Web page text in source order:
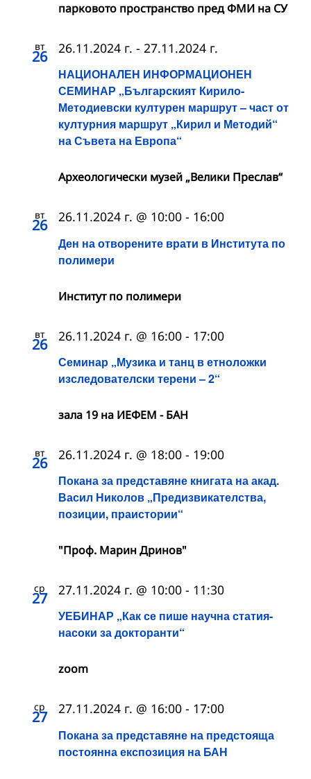
парковото пространство пред ФМИ на СУ
вт
26
НАЦИОНАЛЕН ИНФОРМАЦИОНЕН
СЕМИНАР „Българският Кирило-
Методиевски културен маршрут – част от
културния маршрут „Кирил и Методий“
на Съвета на Европа“
26.11.2024 г. - 27.11.2024 г.
Археологически музей „Велики Преслав“
вт
26
Ден на отворените врати в Института по
полимери
26.11.2024 г. @ 10:00 - 16:00
Институт по полимери
вт
26
Семинар „Музика и танц в етноложки
изследователски терени – 2“
26.11.2024 г. @ 16:00 - 17:00
зала 19 на ИЕФЕМ - БАН
вт
26
Покана за представяне книгата на акад.
Васил Николов „Предизвикателства,
позиции, праистории“
26.11.2024 г. @ 18:00 - 19:00
"Проф. Марин Дринов"
ср
27
УЕБИНАР „Как се пише научна статия-
насоки за докторанти“
27.11.2024 г. @ 10:00 - 11:30
zoom
ср
27
Покана за представяне на предстояща
постоянна експозиция на БАН
27.11.2024 г. @ 16:00 - 17:00